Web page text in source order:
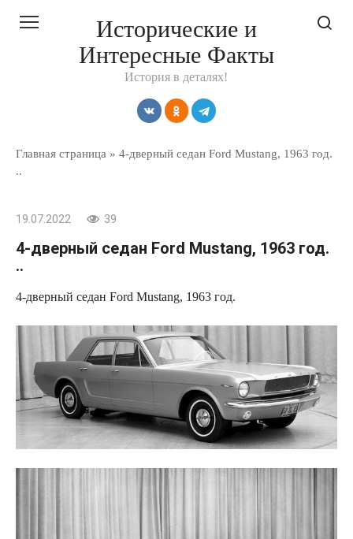
Исторические и
Интересные Факты
История в деталях!
Главная страница » 4-дверный седан Ford Mustang, 1963 год.
..
19.07.2022 39
4-дверный седан Ford Mustang, 1963 год.
..
4-дверный седан Ford Mustang, 1963 год.